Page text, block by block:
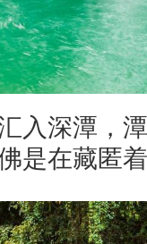
深潭，潭
是在藏匿